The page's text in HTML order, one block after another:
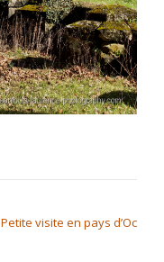
Petite visite en pays d’Oc